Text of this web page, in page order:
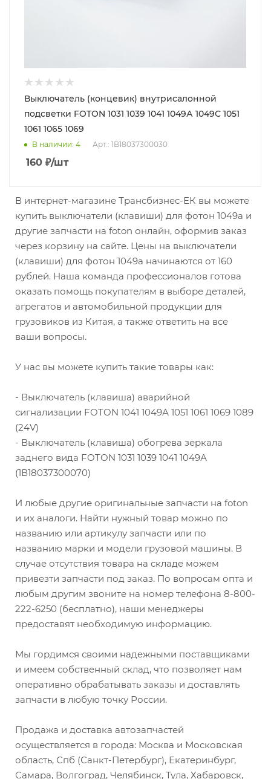
Выключатель (концевик) внутрисалонной
подсветки FOTON 1031 1039 1041 1049А 1049С 1051
1061 1065 1069
В наличии: 4 Арт.: 1B18037300030
160 ₽/шт
В интернет-магазине Трансбизнес-ЕК вы можете
купить выключатели (клавиши) для фотон 1049а и
другие запчасти на foton онлайн, оформив заказ
через корзину на сайте. Цены на выключатели
(клавиши) для фотон 1049а начинаются от 160
рублей. Наша команда профессионалов готова
оказать помощь покупателям в выборе деталей,
агрегатов и автомобильной продукции для
грузовиков из Китая, а также ответить на все
ваши вопросы.
У нас вы можете купить такие товары как:
- Выключатель (клавиша) аварийной
сигнализации FOTON 1041 1049А 1051 1061 1069 1089
(24V)
- Выключатель (клавиша) обогрева зеркала
заднего вида FOTON 1031 1039 1041 1049А
(1В18037300070)
И любые другие оригинальные запчасти на foton
и их аналоги. Найти нужный товар можно по
названию или артикулу запчасти или по
названию марки и модели грузовой машины. В
случае отсутствия товара на складе можем
привезти запчасти под заказ. По вопросам опта и
любым другим звоните на номер телефона 8-800-
222-6250 (бесплатно), наши менеджеры
предоставят необходимую информацию.
Мы гордимся своими надежными поставщиками
и имеем собственный склад, что позволяет нам
оперативно обрабатывать заказы и доставлять
запчасти в любую точку России.
Продажа и доставка автозапчастей
осуществляется в города: Москва и Московская
область, Спб (Санкт-Петербург), Екатеринбург,
Самара, Волгоград, Челябинск, Тула, Хабаровск,